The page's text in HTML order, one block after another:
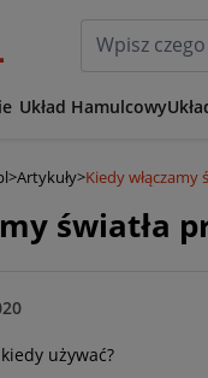
Układ Hamulcowy
>Artykuły>Kiedy włączamy
światła
używać?